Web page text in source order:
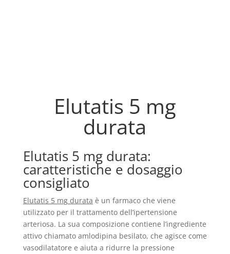
Elutatis 5 mg
durata
Elutatis 5 mg durata:
caratteristiche e dosaggio
consigliato
Elutatis 5 mg durata è un farmaco che viene
utilizzato per il trattamento dell’ipertensione
arteriosa. La sua composizione contiene l’ingrediente
attivo chiamato amlodipina besilato, che agisce come
vasodilatatore e aiuta a ridurre la pressione